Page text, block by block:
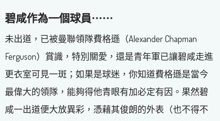
碧咸作為一個球員⋯⋯
未出道，已被曼聯領隊費格遜（Alexander Chapman
Ferguson）賞識，特別關愛，還是青年軍已讓碧咸走進
更衣室可見一斑；如果是球迷，你知道費格遜是當今
最偉大的領隊，能夠得他青眼有加必定有因。果然碧
咸一出道便大放異彩，憑藉其俊朗的外表（也不得不